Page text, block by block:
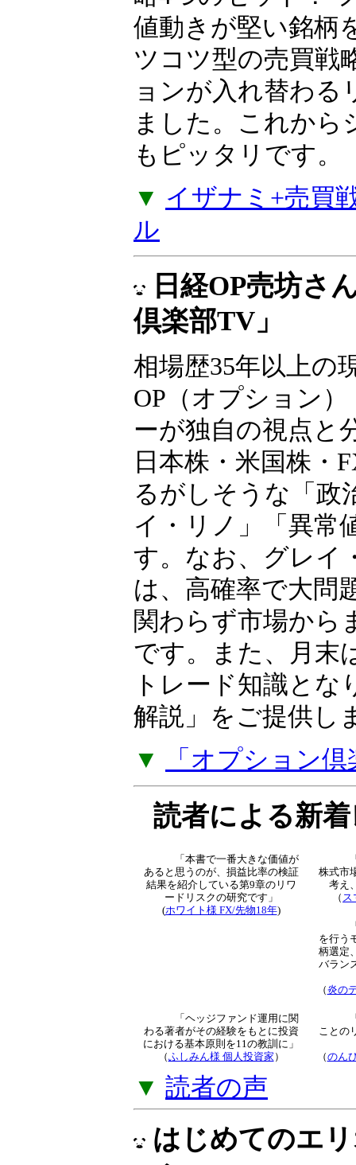
応！売買戦略セ
システムトレード
ナミと相性のよい
な売買戦略4つの
ルズから値動きが
戦略やコツコツ型
でポジションが入
が加わりました。
たい方にもピッタ
▼ イザナミ+売買
ル
日経OP売坊さ
倶楽部TV」
相場歴35年以上の
OP（オプション
ーが独自の視点と
日本株・米国株・
るがしそうな「政
イ・リノ」「異常
す。なお、グレ
は、高確率で大問
関わらず市場から
です。また、月末
トレード知識と
解説」をご提供し
▼ 「オプション
読者による新
の検証結果を紹介している
第9章のリワードリスクの
研究です」
(ホワイト様 FX/先物18年)
（
炎の